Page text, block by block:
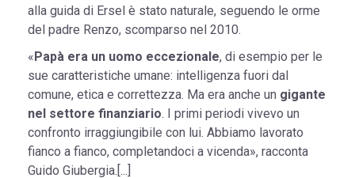
alla guida di Ersel è stato naturale, seguendo le orme
del padre Renzo, scomparso nel 2010.
«Papà era un uomo eccezionale, di esempio per le
sue caratteristiche umane: intelligenza fuori dal
comune, etica e correttezza. Ma era anche un gigante
nel settore finanziario. I primi periodi vivevo un
confronto irraggiungibile con lui. Abbiamo lavorato
fianco a fianco, completandoci a vicenda», racconta
Guido Giubergia.[...]